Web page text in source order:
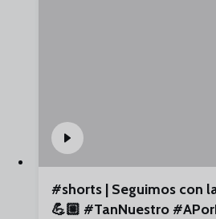
#shorts | Seguimos con
💪🏼 #TanNuestro